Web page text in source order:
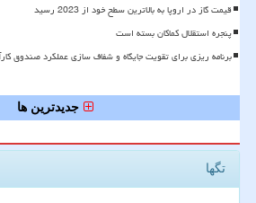
قیمت گاز در اروپا به بالاترین سطح خود از 2023 رسید
پنجره استقلال کماکان بسته است
برنامه ریزی برای تقویت جایگاه و شفاف سازی عملکرد صندوق
جدیدترین ها
تگها